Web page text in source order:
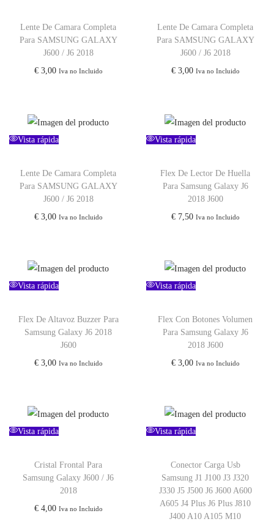
Lente De Camara Completa
Para SAMSUNG GALAXY
J600 / J6 2018
€3,00 Iva no Incluido
Lente De Camara Completa
Para SAMSUNG GALAXY
J600 / J6 2018
€3,00 Iva no Incluido
Vista rápida
Lente De Camara Completa
Para SAMSUNG GALAXY
J600 / J6 2018
€3,00 Iva no Incluido
Vista rápida
Flex De Lector De Huella
Para Samsung Galaxy J6
2018 J600
€7,50 Iva no Incluido
Vista rápida
Flex De Altavoz Buzzer Para
Samsung Galaxy J6 2018
J600
€3,00 Iva no Incluido
Vista rápida
Flex Con Botones Volumen
Para Samsung Galaxy J6
2018 J600
€3,00 Iva no Incluido
Vista rápida
Cristal Frontal Para
Samsung Galaxy J600 / J6
2018
€4,00 Iva no Incluido
Vista rápida
Conector Carga Usb
Samsung J1 J100 J3 J320
J330 J5 J500 J6 J600 A600
A605 J4 Plus J6 Plus J810
J400 A10 A105 M10